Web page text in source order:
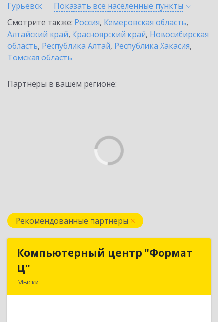
Гурьевск
Показать все населенные пункты
Смотрите также: Россия, Кемеровская область,
Алтайский край, Красноярский край, Новосибирская
область, Республика Алтай, Республика Хакасия,
Томская область
Партнеры в вашем регионе:
Рекомендованные партнеры
Компьютерный центр "Формат
Ц"
Мыски
Компьютерный центр "Формат